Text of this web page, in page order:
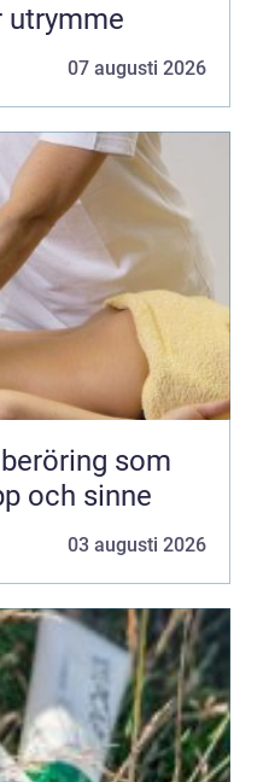
utrymme
07 augusti 2026
och sinne
03 augusti 2026